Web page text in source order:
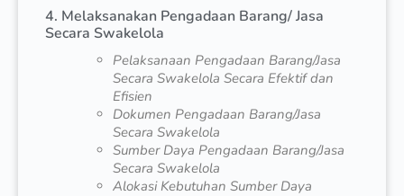
4. Melaksanakan Pengadaan Barang/ Jasa
Secara Swakelola
Pelaksanaan Pengadaan Barang/Jasa
Secara Swakelola Secara Efektif dan
Efisien
Dokumen Pengadaan Barang/Jasa
Secara Swakelola
Sumber Daya Pengadaan Barang/Jasa
Secara Swakelola
Alokasi Kebutuhan Sumber Daya